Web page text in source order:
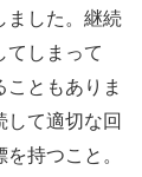
ました。継続
てしまって
ともありま
て適切な回
持つこと。